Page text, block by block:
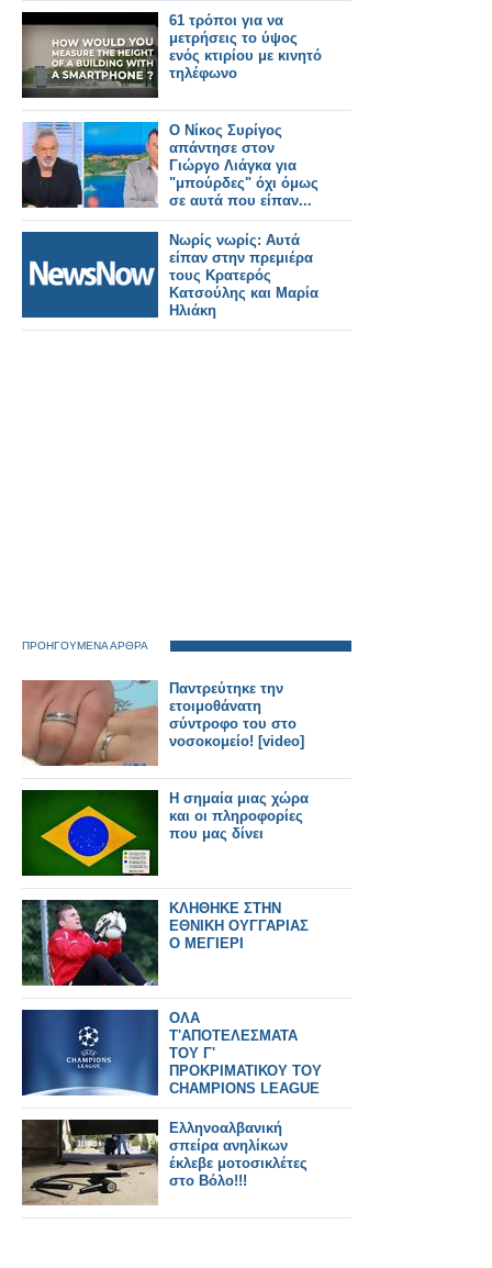
θέλετε»
61 τρόποι για να
μετρήσεις το ύψος
ενός κτιρίου με κινητό
τηλέφωνο
Ο Νίκος Συρίγος
απάντησε στον
Γιώργο Λιάγκα για
"μπούρδες" όχι όμως
σε αυτά που είπαν...
Νωρίς νωρίς: Αυτά
είπαν στην πρεμιέρα
τους Κρατερός
Κατσούλης και Μαρία
Ηλιάκη
ΠΡΟΗΓΟΥΜΕΝΑ ΑΡΘΡΑ
Παντρεύτηκε την
ετοιμοθάνατη
σύντροφο του στο
νοσοκομείο! [video]
Η σημαία μιας χώρα
και οι πληροφορίες
που μας δίνει
ΚΛΗΘΗΚΕ ΣΤΗΝ
ΕΘΝΙΚΗ ΟΥΓΓΑΡΙΑΣ
Ο ΜΕΓΙΕΡΙ
ΟΛΑ
Τ'ΑΠΟΤΕΛΕΣΜΑΤΑ
ΤΟΥ Γ'
ΠΡΟΚΡΙΜΑΤΙΚΟΥ ΤΟΥ
CHAMPIONS LEAGUE
(1/8)
Ελληνοαλβανική
σπείρα ανηλίκων
έκλεβε μοτοσικλέτες
στο Βόλο!!!